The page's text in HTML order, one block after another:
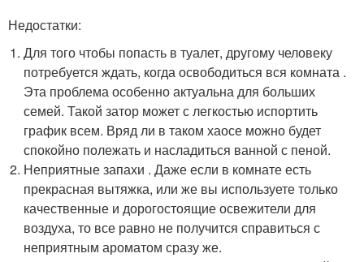
Недостатки:
Для того чтобы попасть в туалет, другому человеку
потребуется ждать, когда освободиться вся комната .
Эта проблема особенно актуальна для больших
семей. Такой затор может с легкостью испортить
график всем. Вряд ли в таком хаосе можно будет
спокойно полежать и насладиться ванной с пеной.
Неприятные запахи . Даже если в комнате есть
прекрасная вытяжка, или же вы используете только
качественные и дорогостоящие освежители для
воздуха, то все равно не получится справиться с
неприятным ароматом сразу же.